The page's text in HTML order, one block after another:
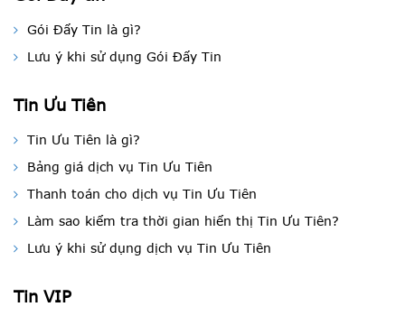
Gói Đẩy Tin là gì?
Lưu ý khi sử dụng Gói Đẩy Tin
Tin Ưu Tiên
Tin Ưu Tiên là gì?
Bảng giá dịch vụ Tin Ưu Tiên
Thanh toán cho dịch vụ Tin Ưu Tiên
Làm sao kiểm tra thời gian hiển thị Tin Ưu Tiên?
Lưu ý khi sử dụng dịch vụ Tin Ưu Tiên
Tin VIP